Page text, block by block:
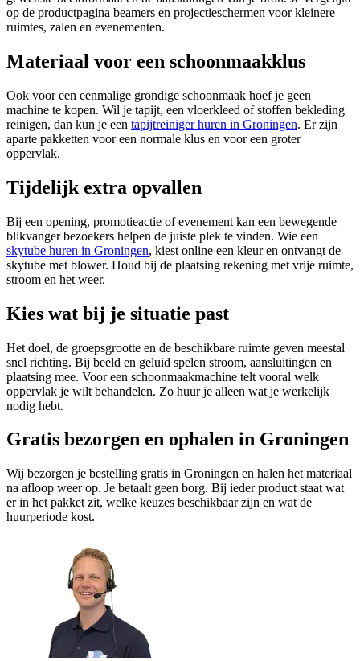
op de productpagina beamers en projectieschermen voor kleinere
ruimtes, zalen en evenementen.
Materiaal voor een schoonmaakklus
Ook voor een eenmalige grondige schoonmaak hoef je geen
machine te kopen. Wil je tapijt, een vloerkleed of stoffen bekleding
reinigen, dan kun je een tapijtreiniger huren in Groningen. Er zijn
aparte pakketten voor een normale klus en voor een groter
oppervlak.
Tijdelijk extra opvallen
Bij een opening, promotieactie of evenement kan een bewegende
blikvanger bezoekers helpen de juiste plek te vinden. Wie een
skytube huren in Groningen, kiest online een kleur en ontvangt de
skytube met blower. Houd bij de plaatsing rekening met vrije ruimte,
stroom en het weer.
Kies wat bij je situatie past
Het doel, de groepsgrootte en de beschikbare ruimte geven meestal
snel richting. Bij beeld en geluid spelen stroom, aansluitingen en
plaatsing mee. Voor een schoonmaakmachine telt vooral welk
oppervlak je wilt behandelen. Zo huur je alleen wat je werkelijk
nodig hebt.
Gratis bezorgen en ophalen in Groningen
Wij bezorgen je bestelling gratis in Groningen en halen het materiaal
na afloop weer op. Je betaalt geen borg. Bij ieder product staat wat
er in het pakket zit, welke keuzes beschikbaar zijn en wat de
huurperiode kost.